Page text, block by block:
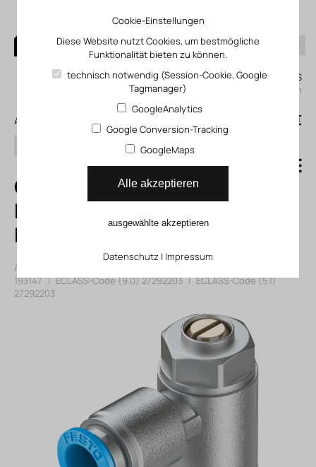
0
Mein KLEFINGHAUS
einloggen
Alle Produkte
Suchen
0,00 €
GRLA-1/4-QS-8-D
Drossel-
Rückschlagventil
Artikelnummer: 12193147
193147 | ECLASS-Code (9.0)27292203 | ECLASS-Code (5.1)
27292203
Cookie-Einstellungen
Diese Website nutzt Cookies, um bestmögliche
Funktionalität bieten zu können.
technisch notwendig (Session-Cookie, Google
Tagmanager)
GoogleAnalytics
Google Conversion-Tracking
GoogleMaps
Alle akzeptieren
ausgewählte akzeptieren
Datenschutz | Impressum